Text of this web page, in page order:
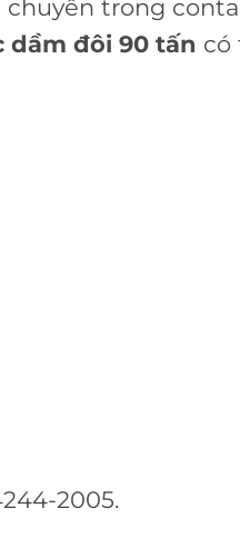
trong
dầm đôi 90 tấn có
2005.